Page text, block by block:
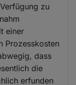
zu
einer
Prozesskosten
dass
die
erfunden